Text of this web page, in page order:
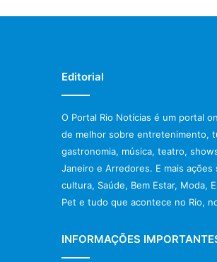
Editorial
O Portal Rio Notícias é um portal
de melhor sobre entretenimento,
gastronomia, música, teatro,
Janeiro e Arredores. E mais ações
cultura, Saúde, Bem Estar, Moda,
Pet e tudo que acontece no Rio,
INFORMAÇÕES